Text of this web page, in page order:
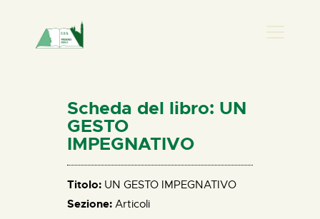
HOME
CHI SIAMO
NEWS
PERCORSI
BIBLIOTECA
ELISA SALERNO
Scheda del libro: UN
GESTO
IMPEGNATIVO
Titolo: UN GESTO IMPEGNATIVO
Sezione: Articoli